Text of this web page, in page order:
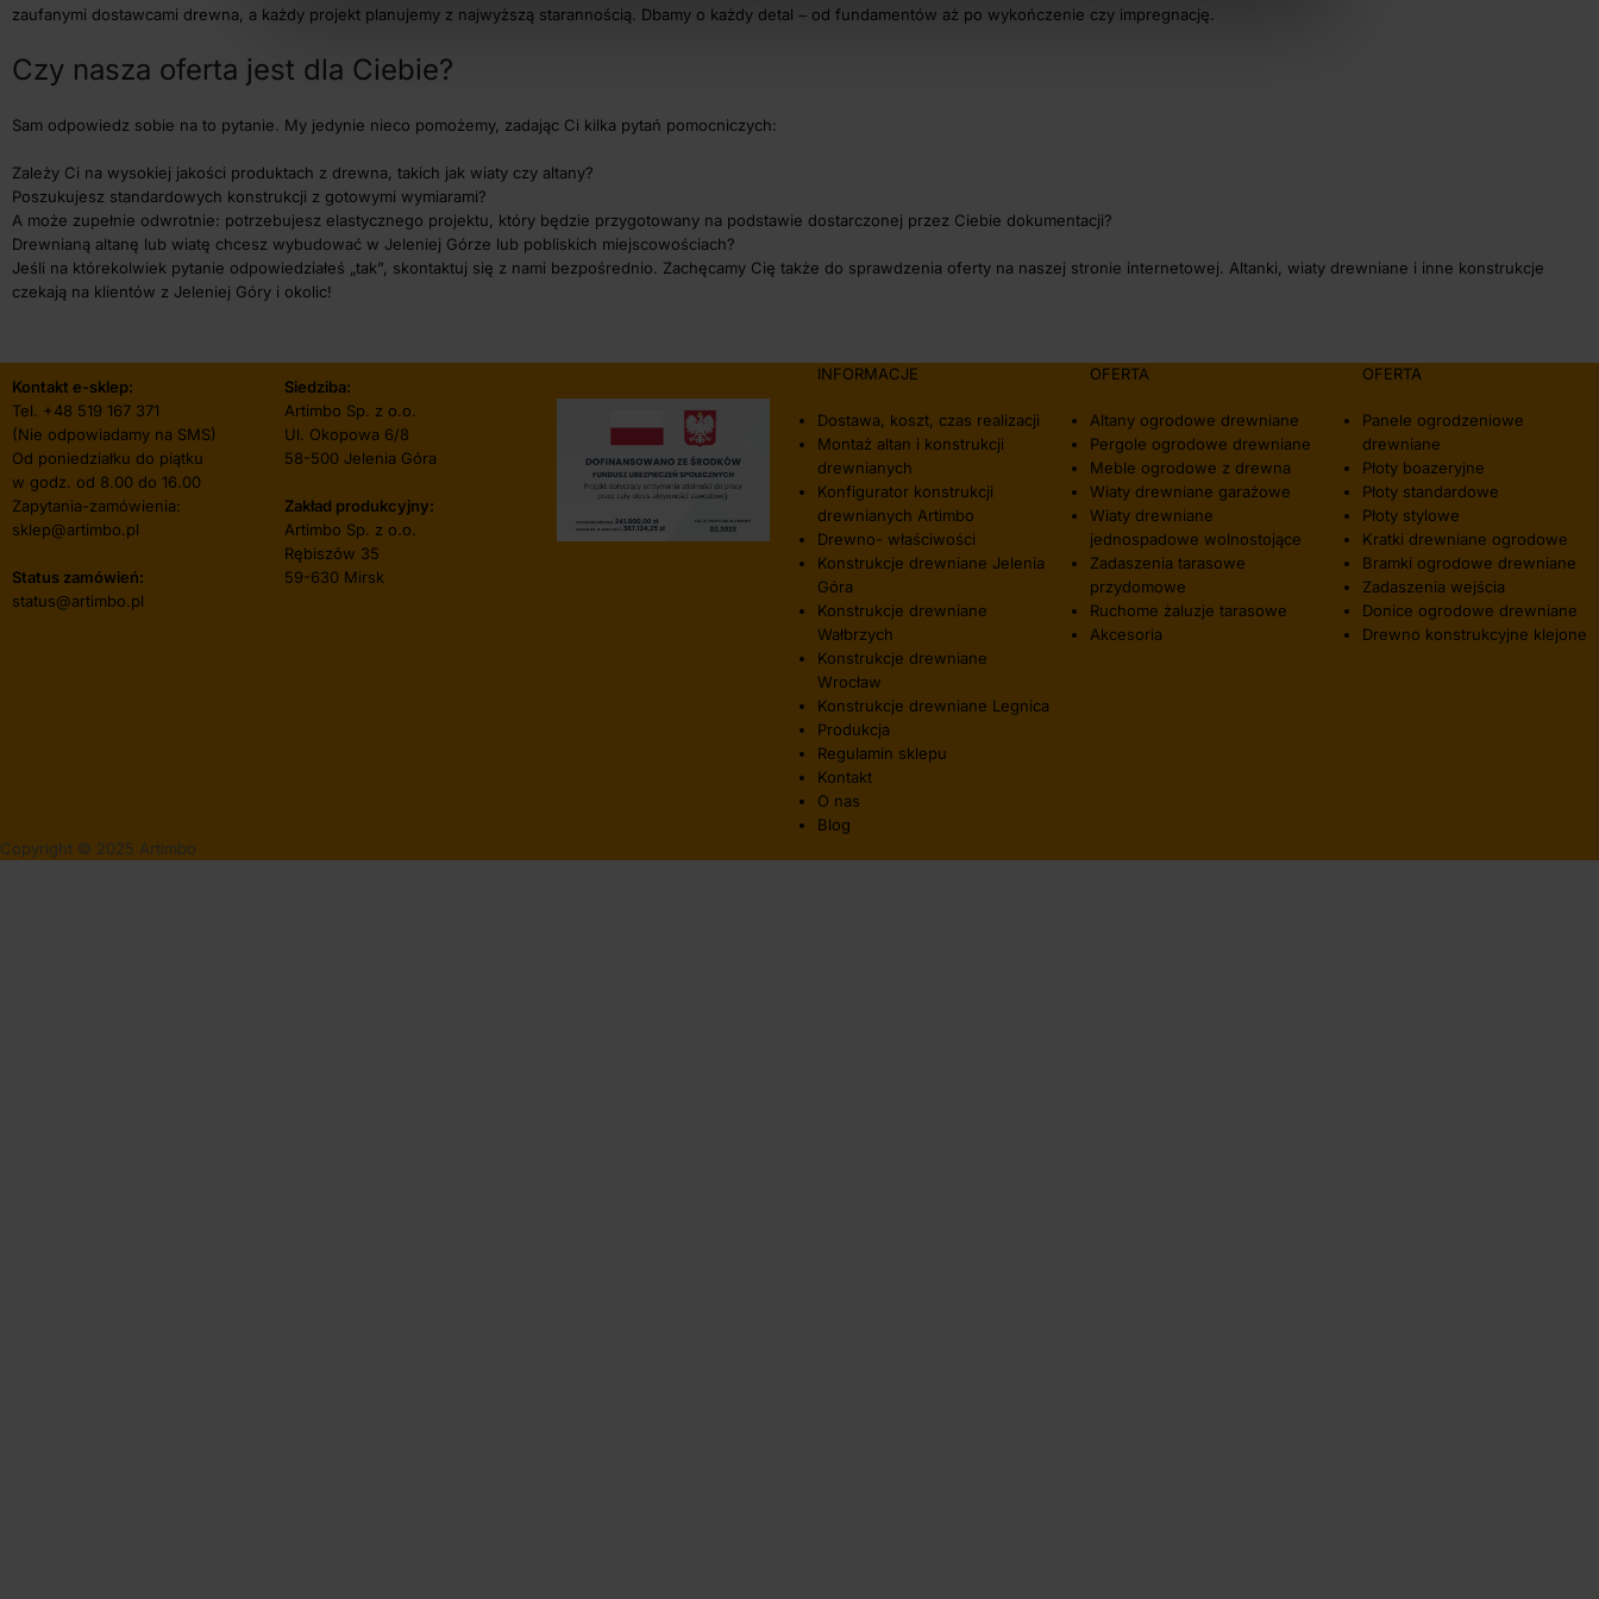
zaufanymi dostawcami drewna, a każdy projekt planujemy z najwyższą starannością. Dbamy o każdy detal ‒ od fundamentów aż po wykończenie czy impregnację.
Czy nasza oferta jest dla Ciebie?
Sam odpowiedz sobie na to pytanie. My jedynie nieco pomożemy, zadając Ci kilka pytań pomocniczych:
Zależy Ci na wysokiej jakości produktach z drewna, takich jak wiaty czy altany?
Poszukujesz standardowych konstrukcji z gotowymi wymiarami?
A może zupełnie odwrotnie: potrzebujesz elastycznego projektu, który będzie przygotowany na podstawie dostarczonej przez Ciebie dokumentacji?
Drewnianą altanę lub wiatę chcesz wybudować w Jeleniej Górze lub pobliskich miejscowościach?
Jeśli na którekolwiek pytanie odpowiedziałeś „tak”, skontaktuj się z nami bezpośrednio. Zachęcamy Cię także do sprawdzenia oferty na naszej stronie internetowej. Altanki, wiaty drewniane i inne konstrukcje
czekają na klientów z Jeleniej Góry i okolic!
Kontakt e-sklep:
Tel. +48 519 167 371
(Nie odpowiadamy na SMS)
Od poniedziałku do piątku
w godz. od 8.00 do 16.00
Zapytania-zamówienia:
sklep@artimbo.pl
Status zamówień:
status@artimbo.pl
Siedziba:
Artimbo Sp. z o.o.
Ul. Okopowa 6/8
58-500 Jelenia Góra
Zakład produkcyjny:
Artimbo Sp. z o.o.
Rębiszów 35
59-630 Mirsk
INFORMACJE
Dostawa, koszt, czas realizacji
Montaż altan i konstrukcji
drewnianych
Konfigurator konstrukcji
drewnianych Artimbo
Drewno- właściwości
Konstrukcje drewniane Jelenia
Góra
Konstrukcje drewniane
Wałbrzych
Konstrukcje drewniane
Wrocław
Konstrukcje drewniane Legnica
Produkcja
Regulamin sklepu
Kontakt
O nas
Blog
OFERTA
Altany ogrodowe drewniane
Pergole ogrodowe drewniane
Meble ogrodowe z drewna
Wiaty drewniane garażowe
Wiaty drewniane
jednospadowe wolnostojące
Zadaszenia tarasowe
przydomowe
Ruchome żaluzje tarasowe
Akcesoria
OFERTA
Panele ogrodzeniowe
drewniane
Płoty boazeryjne
Płoty standardowe
Płoty stylowe
Kratki drewniane ogrodowe
Bramki ogrodowe drewniane
Zadaszenia wejścia
Donice ogrodowe drewniane
Drewno konstrukcyjne klejone
Copyright © 2025 Artimbo